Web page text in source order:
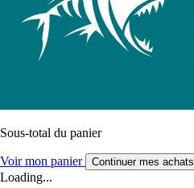
Sous-total du panier
Voir mon panier Continuer mes achats
Loading...